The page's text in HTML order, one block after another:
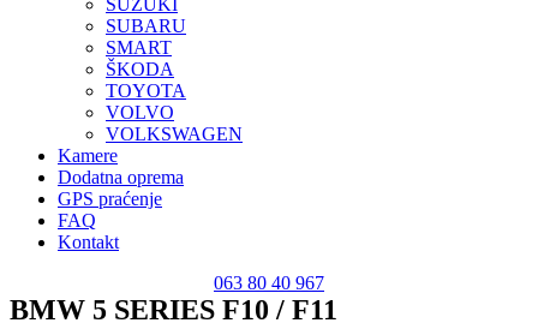
SUZUKI
SUBARU
SMART
ŠKODA
TOYOTA
VOLVO
VOLKSWAGEN
Kamere
Dodatna oprema
GPS praćenje
FAQ
Kontakt
063 80 40 967
BMW 5 SERIES F10 / F11